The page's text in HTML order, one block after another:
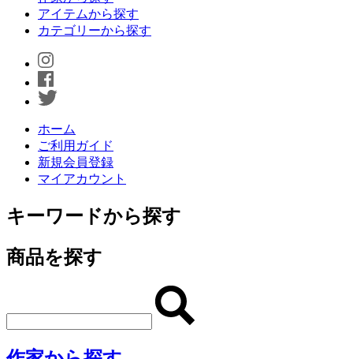
アイテムから探す
カテゴリーから探す
ホーム
ご利用ガイド
新規会員登録
マイアカウント
キーワードから探す
商品を探す